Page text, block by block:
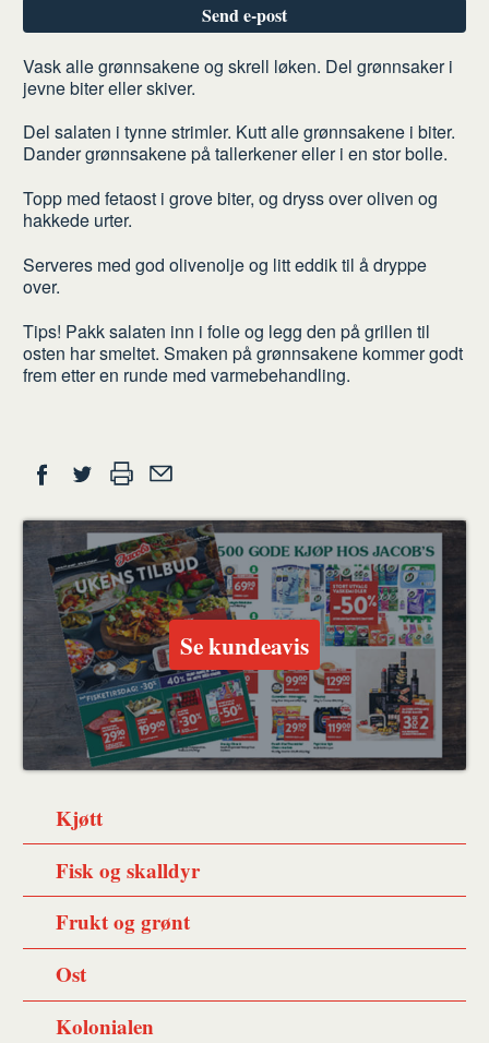
Send e-post
Slik
gjør
du
Vask alle grønnsakene og skrell løken. Del grønnsaker i
jevne biter eller skiver.
Del salaten i tynne strimler. Kutt alle grønnsakene i biter.
Dander grønnsakene på tallerkener eller i en stor bolle.
Topp med fetaost i grove biter, og dryss over oliven og
hakkede urter.
Serveres med god olivenolje og litt eddik til å dryppe
over.
Tips! Pakk salaten inn i folie og legg den på grillen til
osten har smeltet. Smaken på grønnsakene kommer godt
frem etter en runde med varmebehandling.
Del
på
Facebook
på
Twitter
ut en
venn
Se kundeavis
Kjøtt
Fisk og skalldyr
Frukt og grønt
Ost
Kolonialen